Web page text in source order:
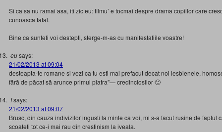
Si ca sa nu ramai asa, iti zic eu: filmu’ e tocmai despre drama copiilor care
cunoasca tatal.
Bine ca sunteti voi destepti, sterge-m-as cu manifestatiile voastre!
eusays:
21/02/2013 at 09:04
desteapta-te romane si vezi ca tu esti mai prefacut decat noi lesbienele,
fãrã de pãcat sã arunce primul piatra”— credinciosilor 🙂
Isays:
21/02/2013 at 09:07
Brusc, din cauza indivizilor ingusti la minte ca voi, mi s-a facut rusine de faptul
scoateti tot ce-i mai rau din crestinism la iveala.